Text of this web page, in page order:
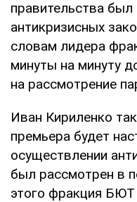
правительства был
антикризисных
словам лидера
минуты на минуту
на рассмотрение
Иван Кириленко
премьера будет
осуществлении
был рассмотрен в
этого фракция